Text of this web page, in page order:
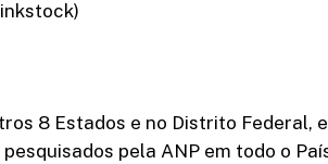
8 Estados e no Distrito Federal,
pela ANP em todo o